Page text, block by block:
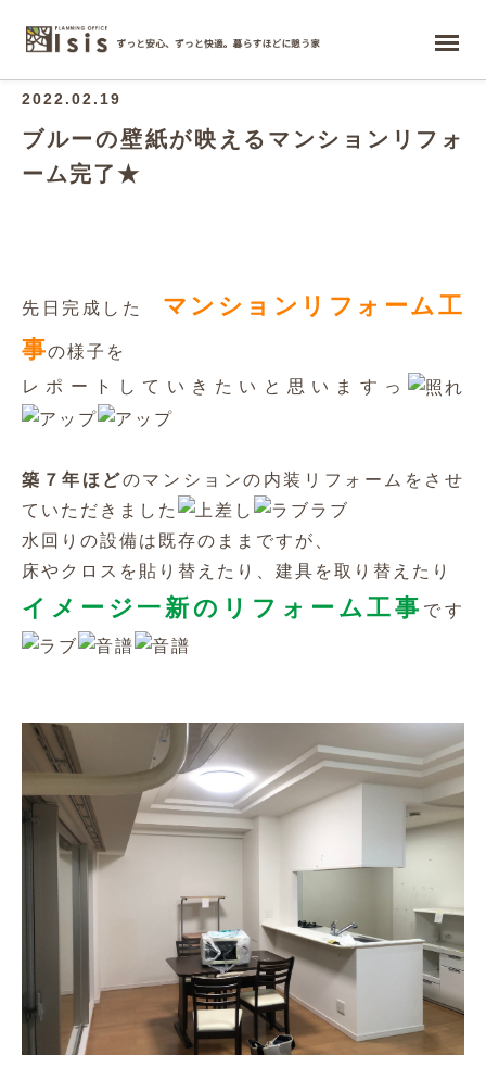
ホーム
犬と暮らす
お客様の声
2022.02.19
ブルーの壁紙が映えるマンションリフォ
ーム完了★
先日完成した マンションリフォーム工
事の様子を
レポートしていきたいと思いますっ
築７年ほどのマンションの内装リフォームをさせ
ていただきました
水回りの設備は既存のままですが、
床やクロスを貼り替えたり、建具を取り替えたり
イメージ一新のリフォーム工事 です